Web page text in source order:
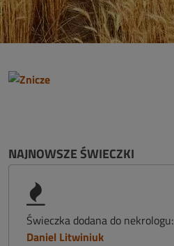
NAJNOWSZE ŚWIECZKI
Świeczka dodana do nekrologu:
Daniel Litwiniuk